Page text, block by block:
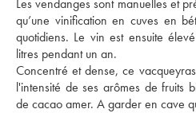
Les vendanges sont manuelles et
qu’une vinification en cuves en
quotidiens. Le vin est ensuite
litres pendant un an.
Concentré et dense, ce
l'intensité de ses arômes de fruits
de cacao amer. A garder en cave